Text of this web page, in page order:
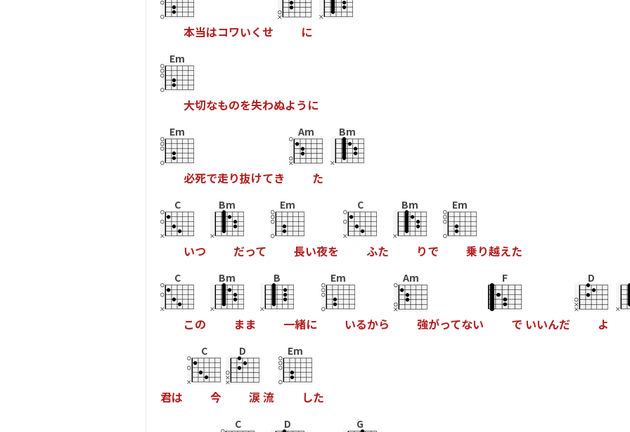
本当はコワいくせ に
Em
大切なものを失わぬよう に
Em
必死で走り抜けてき
Am
た
Bm
C
いつ
Bm
だって
Em
長い夜を
C
ふた
Bm
りで
Em
乗り越えた
C
この
Bm
まま
B
一緒に
Em
いるから
Am
強がってない
F
で いいんだ
D
よ
君は
C
今
D
涙 流
Em
した
C D G